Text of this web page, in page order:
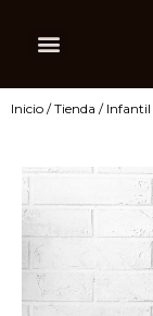
Inicio /Tienda / Infantil